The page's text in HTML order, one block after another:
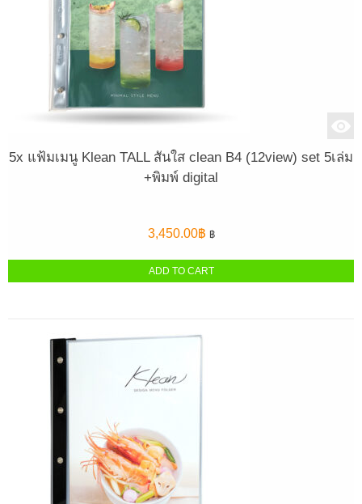
5x แฟ้มเมนู Klean TALL สันใส clean B4 (12view) set 5เล่ม
+พิมพ์ digital
3,450.00฿ ฿
ADD TO CART